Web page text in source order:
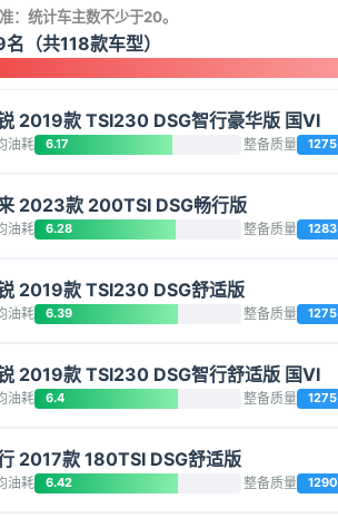
：统计车主数不少于20。
（共118款车型）
2019款 TSI230 DSG智行豪华版 国VI
油耗 6.17 整备质量 1275
2023款 200TSI DSG畅行版
油耗 6.28 整备质量 1283
2019款 TSI230 DSG舒适版
油耗 6.39 整备质量 1275
2019款 TSI230 DSG智行舒适版 国VI
油耗 6.4 整备质量 1275
2017款 180TSI DSG舒适版
油耗 6.42 整备质量 1290